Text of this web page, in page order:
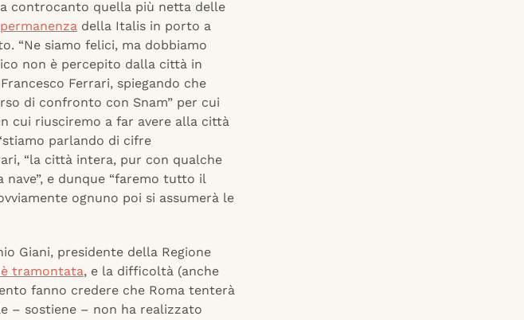
controcanto quella più netta delle
della Italis in porto a
“Ne siamo felici, ma dobbiamo
non è percepito dalla città in
Ferrari, spiegando che
di confronto con Snam” per cui
cui riusciremo a far avere alla città
parlando di cifre
“la città intera, pur con qualche
e dunque “faremo tutto il
ognuno poi si assumerà le
Giani, presidente della Regione
è tramontata, e la difficoltà (anche
fanno credere che Roma tenterà
– sostiene – non ha realizzato